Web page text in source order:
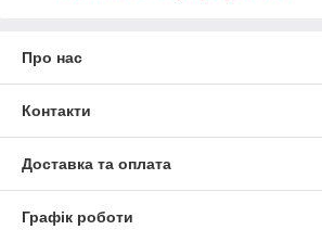
Про нас
Контакти
Доставка та оплата
Графік роботи